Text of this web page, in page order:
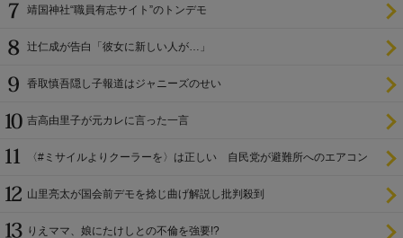
靖国神社“職員有志サイト”のトンデモ
辻仁成が告白「彼女に新しい人が…」
香取慎吾隠し子報道はジャニーズのせい
吉高由里子が元カレに言った一言
〈#ミサイルよりクーラーを〉は正しい 自民党が避難所へのエアコン
山里亮太が国会前デモを捻じ曲げ解説し批判殺到
りえママ、娘にたけしとの不倫を強要!?